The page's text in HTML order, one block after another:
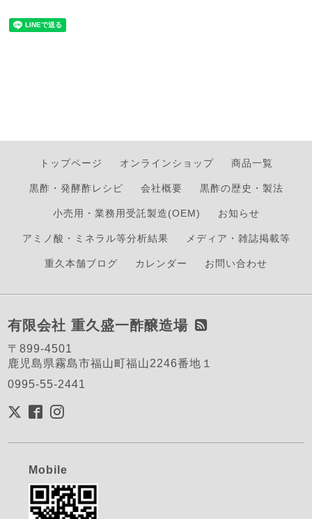
トップページ オンラインショップ 商品一覧
黒酢・発酵酢レシピ 会社概要 黒酢の歴史・製法
小売用・業務用受託製造(OEM) お知らせ
アミノ酸・ミネラル等分析結果 メディア・雑誌掲載等
重久本舗ブログ カレンダー お問い合わせ
有限会社 重久盛一酢醸造場
〒899-4501
鹿児島県霧島市福山町福山2246番地１
0995-55-2441
Mobile